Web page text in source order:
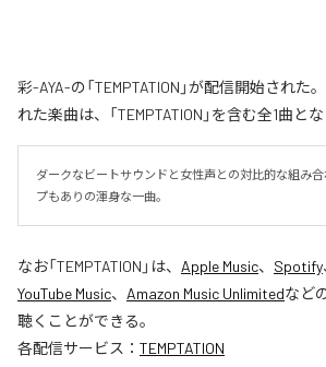
彩-AYA-の「TEMPTATION」が配信開始された
れた楽曲は、「TEMPTATION」を含む全1曲とな
ダークなビートサウンドと女性声との対比的な組み
プもありの渾身な一曲。
なお「TEMPTATION 」は、 Apple Music、 Spotify
YouTube Music、 Amazon Music Unlimitedなど
聴くことができる。
各配信サービス： TEMPTATION